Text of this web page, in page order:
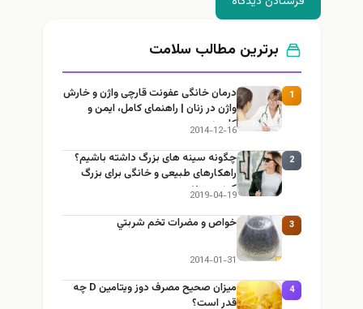
برترین مطالب سلامت
1
درمان خانگی عفونت قارچی واژن و خارش
واژن در زنان | راهنمای کامل، ایمن و
کاربردی
2014-12-16
2
چگونه سینه های بزرگ داشته باشیم؟
راهکارهای طبیعی و خانگی برای بزرگ
کردن سینه
2019-04-19
3 خواص و مضرات تخم شربتي
2014-01-31
4
میزان صحیح مصرف دوز ویتامین D چه
قدر است؟